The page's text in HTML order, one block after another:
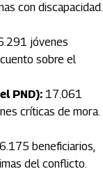
con discapacidad.
jóvenes
sobre el
PND): 17.061
críticas de mora.
6.175 beneficiarios,
del conflicto.